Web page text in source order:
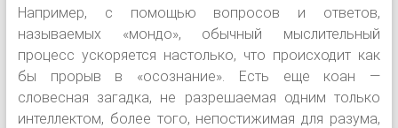
Например, с помощью во­просов и ответов,
называемых «мондо», обычный мыслительный
процесс ускоряется настолько, что про­исходит как
бы прорыв в «осознание». Есть еще коан —
словесная загадка, не разрешаемая одним только
интеллектом, более того, непостижимая для разума,